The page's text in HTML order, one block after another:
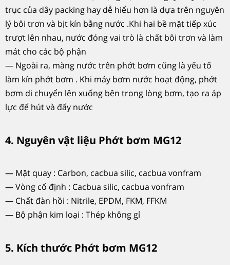
trục của dây packing hay dễ hiểu hơn là dựa trên nguyên
lý bôi trơn và bịt kín bằng nước .Khi hai bề mặt tiếp xúc
trượt lên nhau, nước đóng vai trò là chất bôi trơn và làm
mát cho các bộ phận
— Ngoài ra, màng nước trên phớt bơm cũng là yếu tố
làm kín phớt bơm . Khi máy bơm nước hoạt động, phớt
bơm di chuyển lên xuống bên trong lòng bơm, tạo ra áp
lực để hút và đẩy nước
4. Nguyên vật liệu Phớt bơm MG12
— Mặt quay : Carbon, cacbua silic, cacbua vonfram
— Vòng cố định : Cacbua silic, cacbua vonfram
— Chất đàn hồi : Nitrile, EPDM, FKM, FFKM
— Bộ phận kim loại : Thép không gỉ
5. Kích thước Phớt bơm MG12